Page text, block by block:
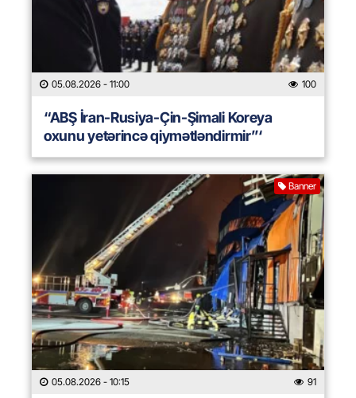
05.08.2026 - 11:00 100
“ABŞ İran-Rusiya-Çin-Şimali Koreya
oxunu yetərincə qiymətləndirmir”‘
Banner
05.08.2026 - 10:15 91